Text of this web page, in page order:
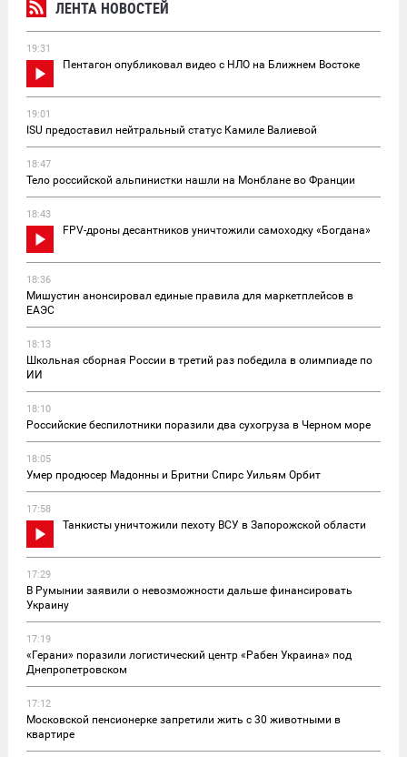
ЛЕНТА НОВОСТЕЙ
19:31
Пентагон опубликовал видео с НЛО на Ближнем Востоке
19:01
ISU предоставил нейтральный статус Камиле Валиевой
18:47
Тело российской альпинистки нашли на Монблане во Франции
18:43
FPV-дроны десантников уничтожили самоходку «Богдана»
18:36
Мишустин анонсировал единые правила для маркетплейсов в
ЕАЭС
18:13
Школьная сборная России в третий раз победила в олимпиаде по
ИИ
18:10
Российские беспилотники поразили два сухогруза в Черном море
18:05
Умер продюсер Мадонны и Бритни Спирс Уильям Орбит
17:58
Танкисты уничтожили пехоту ВСУ в Запорожской области
17:29
В Румынии заявили о невозможности дальше финансировать
Украину
17:19
«Герани» поразили логистический центр «Рабен Украина» под
Днепропетровском
17:12
Московской пенсионерке запретили жить с 30 животными в
квартире